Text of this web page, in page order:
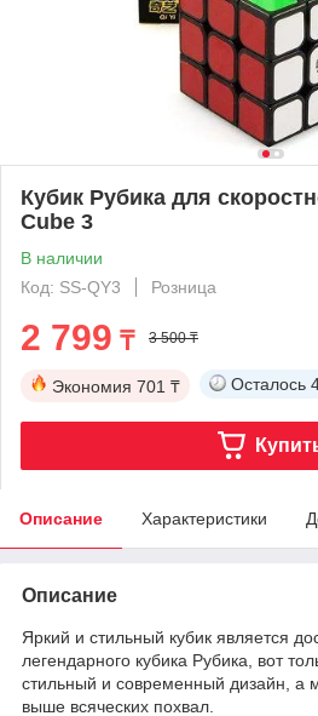
Кубик Рубика для
Cube 3
В наличии
Код: SS-QY3
Розница
2 799 ₸ 3 500 ₸
Экономия 701 ₸ Осталось
Описание Характеристики
Описание
Яркий и стильный кубик является
легендарного кубика Рубика, вот
стильный и современный дизайн, а
выше всяческих похвал.